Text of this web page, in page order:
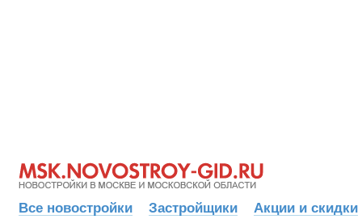
Все новостройки Застройщики Акции и скидки